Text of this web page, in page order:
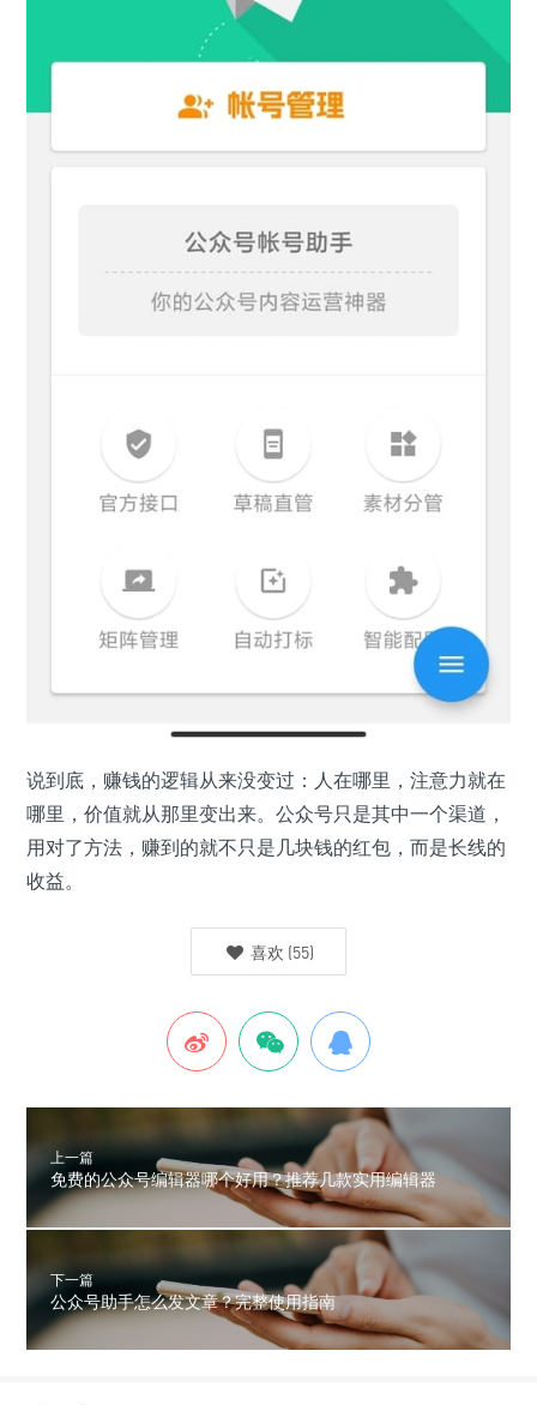
说到底，赚钱的逻辑从来没变过：人在哪里，注意力就在
哪里，价值就从那里变出来。公众号只是其中一个渠道，
用对了方法，赚到的就不只是几块钱的红包，而是长线的
收益。
喜欢 (55)
上一篇
免费的公众号编辑器哪个好用？推荐几款实用编辑器
下一篇
公众号助手怎么发文章？完整使用指南